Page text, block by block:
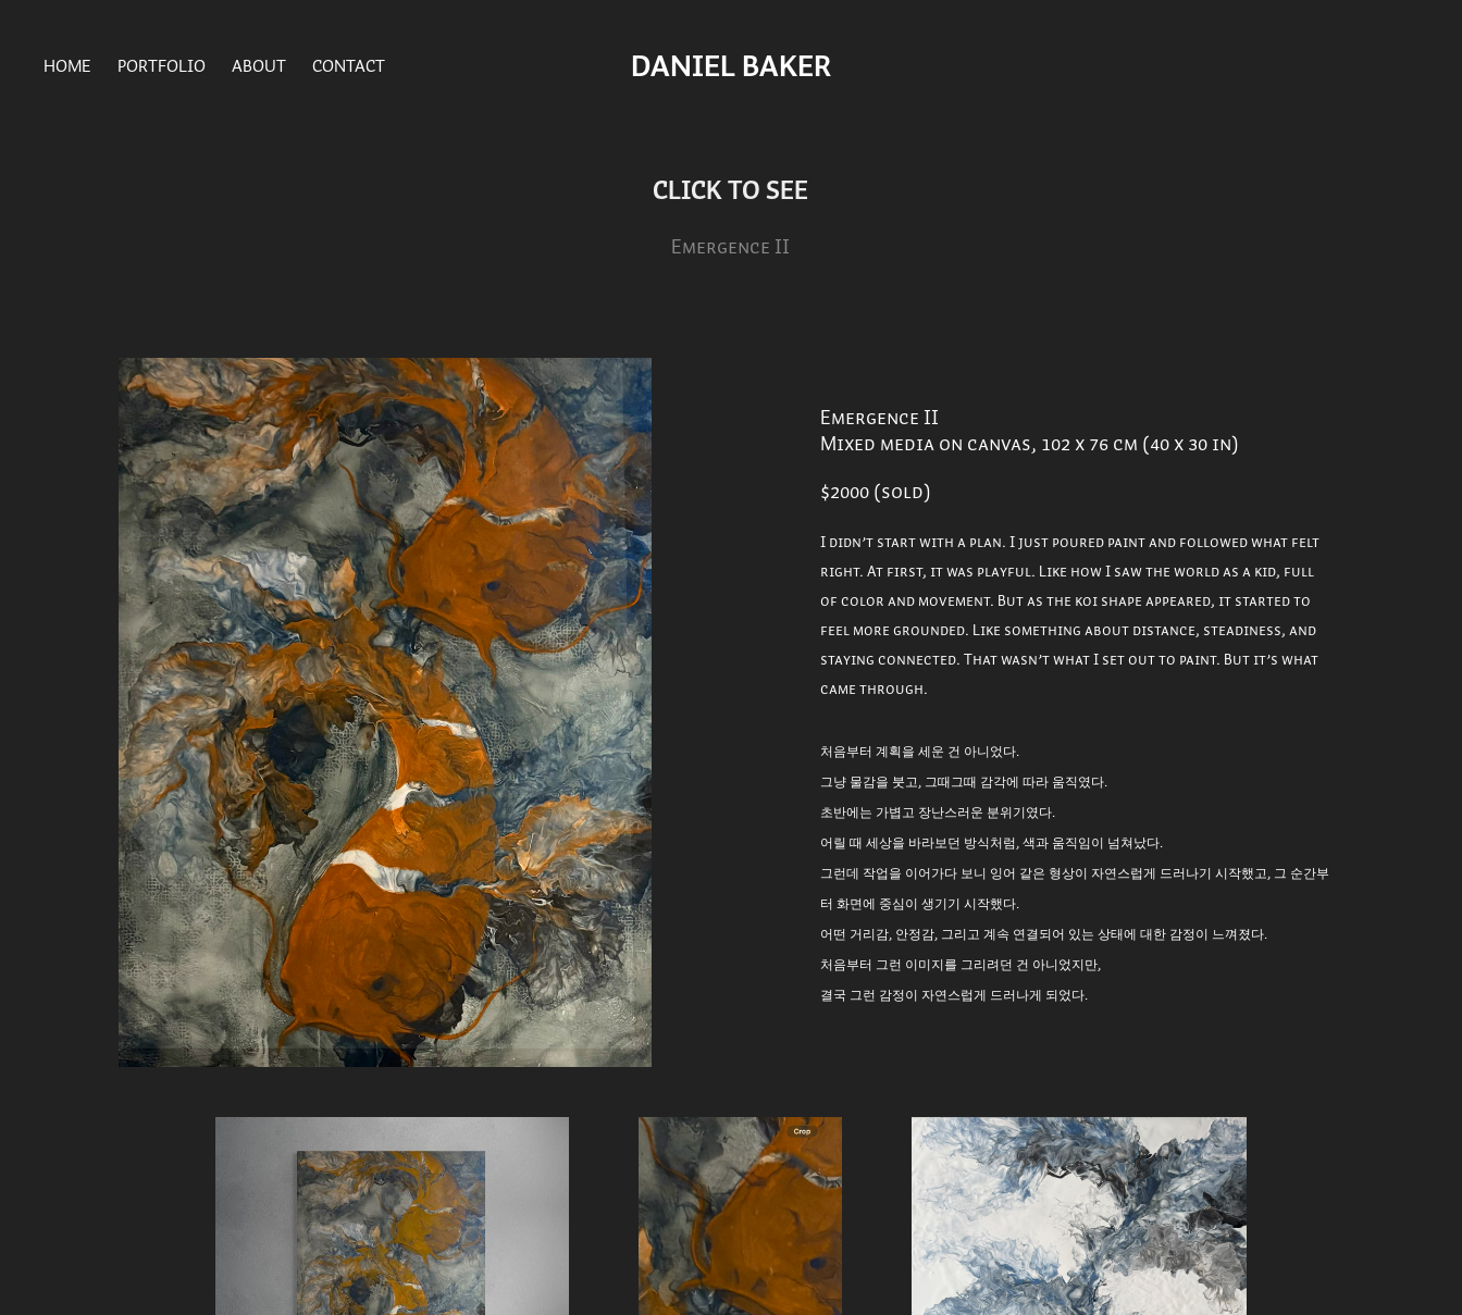
HOME PORTFOLIO ABOUT CONTACT DANIEL BAKER
CLICK TO SEE
Emergence II
Emergence II
Mixed media on canvas, 102 x 76 cm (40 x 30 in)
$2000 (sold)
I didn’t start with a plan. I just poured paint and followed what felt
right. At first, it was playful. Like how I saw the world as a kid, full
of color and movement. But as the koi shape appeared, it started to
feel more grounded. Like something about distance, steadiness, and
staying connected. That wasn’t what I set out to paint. But it’s what
came through.
처음부터 계획을 세운 건 아니었다.
그냥 물감을 붓고, 그때그때 감각에 따라 움직였다.
초반에는 가볍고 장난스러운 분위기였다.
어릴 때 세상을 바라보던 방식처럼, 색과 움직임이 넘쳐났다.
그런데 작업을 이어가다 보니 잉어 같은 형상이 자연스럽게 드러나기 시작했고, 그 순간부
터 화면에 중심이 생기기 시작했다.
어떤 거리감, 안정감, 그리고 계속 연결되어 있는 상태에 대한 감정이 느껴졌다.
처음부터 그런 이미지를 그리려던 건 아니었지만,
결국 그런 감정이 자연스럽게 드러나게 되었다.